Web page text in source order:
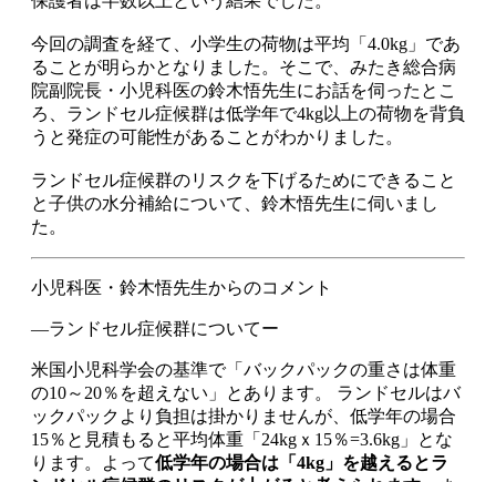
今回の調査を経て、小学生の荷物は平均「4.0kg」であ
ることが明らかとなりました。そこで、みたき総合病
院副院長・小児科医の鈴木悟先生にお話を伺ったとこ
ろ、ランドセル症候群は低学年で4kg以上の荷物を背負
うと発症の可能性があることがわかりました。
ランドセル症候群のリスクを下げるためにできること
と子供の水分補給について、鈴木悟先生に伺いまし
た。
小児科医・鈴木悟先生からのコメント
―ランドセル症候群についてー
米国小児科学会の基準で「バックパックの重さは体重
の10～20％を超えない」とあります。 ランドセルはバ
ックパックより負担は掛かりませんが、低学年の場合
15％と見積もると平均体重「24kgｘ15％=3.6kg」とな
ります。よって低学年の場合は「4kg」を越えるとラ